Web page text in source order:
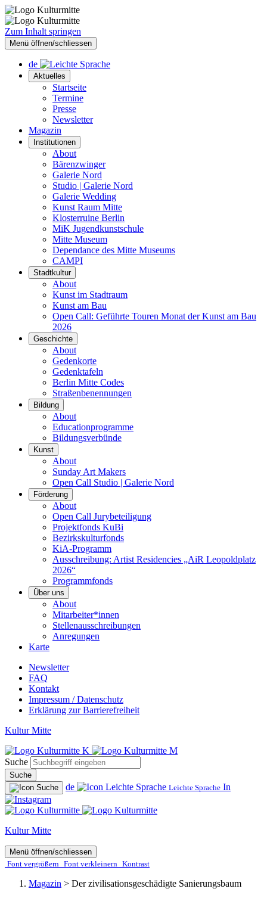
Zum Inhalt springen
Menü öffnen/schliessen
de
Aktuelles
Startseite
Termine
Presse
Newsletter
Magazin
Institutionen
About
Bärenzwinger
Galerie Nord
Studio | Galerie Nord
Galerie Wedding
Kunst Raum Mitte
Klosterruine Berlin
MiK Jugendkunstschule
Mitte Museum
Dependance des Mitte Museums
CAMPI
Stadtkultur
About
Kunst im Stadtraum
Kunst am Bau
Open Call: Geführte Touren Monat der Kunst am Bau
2026
Geschichte
About
Gedenkorte
Gedenktafeln
Berlin Mitte Codes
Straßenbenennungen
Bildung
About
Educationprogramme
Bildungsverbünde
Kunst
About
Sunday Art Makers
Open Call Studio | Galerie Nord
Förderung
About
Open Call Jurybeteiligung
Projektfonds KuBi
Bezirkskulturfonds
KiA-Programm
Ausschreibung: Artist Residencies „AiR Leopoldplatz
2026“
Programmfonds
Über uns
About
Mitarbeiter*innen
Stellenausschreibungen
Anregungen
Karte
Newsletter
FAQ
Kontakt
Impressum / Datenschutz
Erklärung zur Barrierefreiheit
Kultur Mitte
Suche
Suche
de Leichte Sprache In
Kultur Mitte
Menü öffnen/schliessen
Font ver­­größern Font ver­­kleinern Kontrast
Magazin > Der zivilisationsgeschädigte Sanierungsbaum